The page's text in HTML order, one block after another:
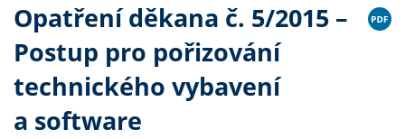
Opatření děkana č. 5/2015 –
Postup pro pořizování
technického vybavení
a software